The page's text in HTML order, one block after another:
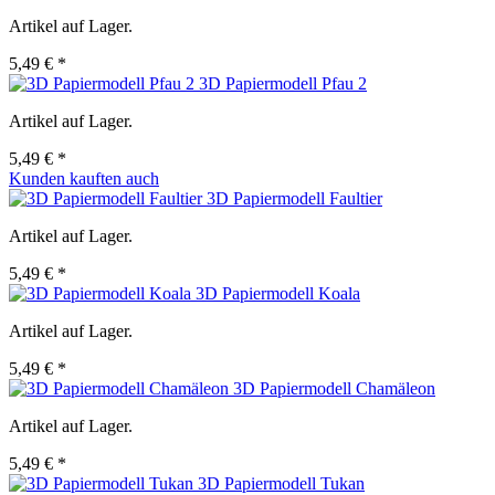
Artikel auf Lager.
5,49 € *
3D Papiermodell Pfau 2
Artikel auf Lager.
5,49 € *
Kunden kauften auch
3D Papiermodell Faultier
Artikel auf Lager.
5,49 € *
3D Papiermodell Koala
Artikel auf Lager.
5,49 € *
3D Papiermodell Chamäleon
Artikel auf Lager.
5,49 € *
3D Papiermodell Tukan